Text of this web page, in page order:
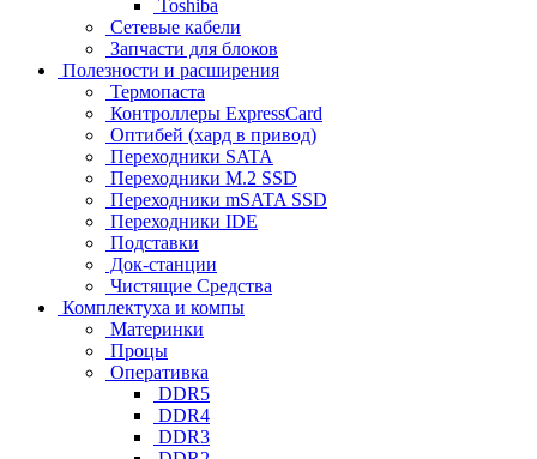
Toshiba
Сетевые кабели
Запчасти для блоков
Полезности и расширения
Термопаста
Контроллеры ExpressCard
Оптибей (хард в привод)
Переходники SATA
Переходники M.2 SSD
Переходники mSATA SSD
Переходники IDE
Подставки
Док-станции
Чистящие Средства
Комплектуха и компы
Материнки
Процы
Оперативка
DDR5
DDR4
DDR3